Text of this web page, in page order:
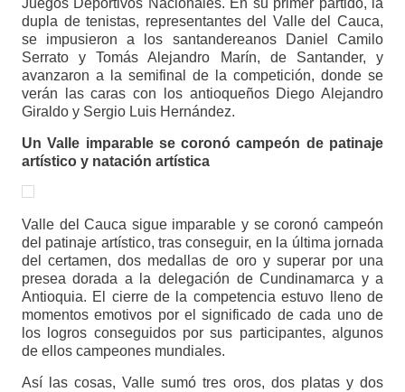
Juegos Deportivos Nacionales. En su primer partido, la
dupla de tenistas, representantes del Valle del Cauca,
se impusieron a los santandereanos Daniel Camilo
Serrato y Tomás Alejandro Marín, de Santander, y
avanzaron a la semifinal de la competición, donde se
verán las caras con los antioqueños Diego Alejandro
Giraldo y Sergio Luis Hernández.
Un Valle imparable se coronó campeón de patinaje
artístico y natación artística
Valle del Cauca sigue imparable y se coronó campeón
del patinaje artístico, tras conseguir, en la última jornada
del certamen, dos medallas de oro y superar por una
presea dorada a la delegación de Cundinamarca y a
Antioquia. El cierre de la competencia estuvo lleno de
momentos emotivos por el significado de cada uno de
los logros conseguidos por sus participantes, algunos
de ellos campeones mundiales.
Así las cosas, Valle sumó tres oros, dos platas y dos